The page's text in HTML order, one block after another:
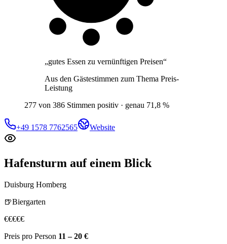
„gutes Essen zu vernünftigen Preisen“
Aus den Gästestimmen zum Thema Preis-
Leistung
277 von 386 Stimmen positiv · genau 71,8 %
+49 1578 7762565 Website
Hafensturm auf einem Blick
Duisburg Homberg
🍺Biergarten
€€€€€
Preis pro Person 11 – 20 €